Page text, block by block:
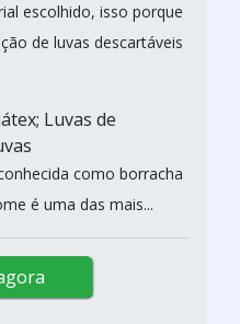
escolhido, isso porque
de luvas descartáveis
Luvas de
como borracha
é uma das mais...